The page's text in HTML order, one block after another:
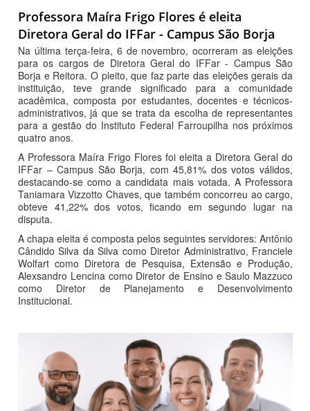
Professora Maíra Frigo Flores é eleita
Diretora Geral do IFFar - Campus São Borja
Na última terça-feira, 6 de novembro, ocorreram as eleições
para os cargos de Diretora Geral do IFFar - Campus São
Borja e Reitora. O pleito, que faz parte das eleições gerais da
instituição, teve grande significado para a comunidade
acadêmica, composta por estudantes, docentes e técnicos-
administrativos, já que se trata da escolha de representantes
para a gestão do Instituto Federal Farroupilha nos próximos
quatro anos.
A Professora Maíra Frigo Flores foi eleita a Diretora Geral do
IFFar – Campus São Borja, com 45,81% dos votos válidos,
destacando-se como a candidata mais votada. A Professora
Taniamara Vizzotto Chaves, que também concorreu ao cargo,
obteve 41,22% dos votos, ficando em segundo lugar na
disputa.
A chapa eleita é composta pelos seguintes servidores: Antônio
Cândido Silva da Silva como Diretor Administrativo, Franciele
Wolfart como Diretora de Pesquisa, Extensão e Produção,
Alexsandro Lencina como Diretor de Ensino e Saulo Mazzuco
como Diretor de Planejamento e Desenvolvimento
Institucional.